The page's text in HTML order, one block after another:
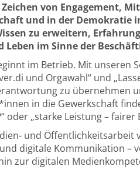
von Engagement,
und in der Demokratie
zu erweitern,
Leben im Sinne der
im Betrieb. Mit unseren
und Orgawahl“ und
zu übernehmen
in die Gewerkschaft
oder „starke Leistung –
und
digitale Kommunikation –
zur digitalen